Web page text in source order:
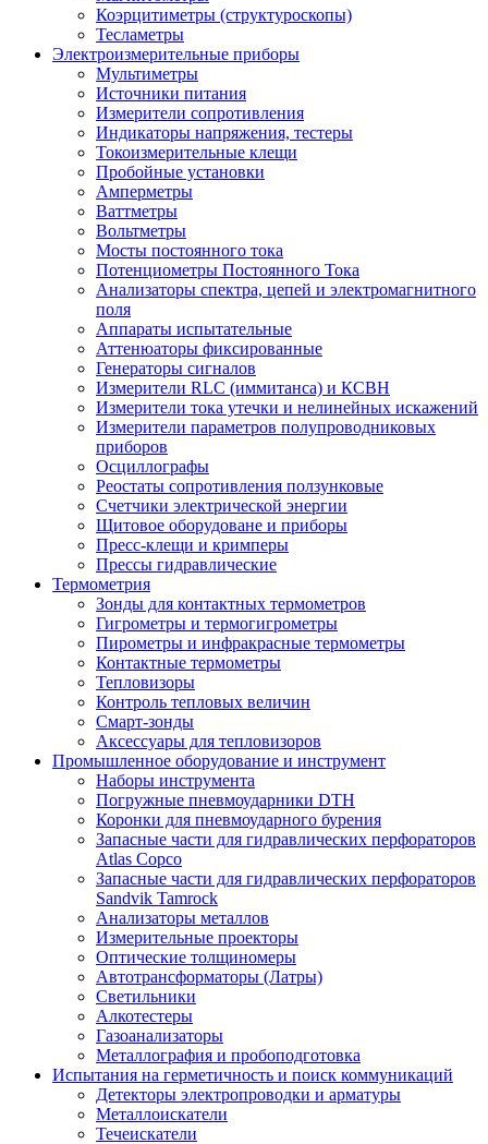
Коэрцитиметры (структуроскопы)
Тесламетры
Электроизмерительные приборы
Мультиметры
Источники питания
Измерители сопротивления
Индикаторы напряжения, тестеры
Токоизмерительные клещи
Пробойные установки
Амперметры
Ваттметры
Вольтметры
Мосты постоянного тока
Потенциометры Постоянного Тока
Анализаторы спектра, цепей и электромагнитного
поля
Аппараты испытательные
Аттенюаторы фиксированные
Генераторы сигналов
Измерители RLC (иммитанса) и КСВН
Измерители тока утечки и нелинейных искажений
Измерители параметров полупроводниковых
приборов
Осциллографы
Реостаты сопротивления ползунковые
Счетчики электрической энергии
Щитовое оборудоване и приборы
Пресс-клещи и кримперы
Прессы гидравлические
Термометрия
Зонды для контактных термометров
Гигрометры и термогигрометры
Пирометры и инфракрасные термометры
Контактные термометры
Тепловизоры
Контроль тепловых величин
Смарт-зонды
Аксессуары для тепловизоров
Промышленное оборудование и инструмент
Наборы инструмента
Погружные пневмоударники DTH
Коронки для пневмоударного бурения
Запасные части для гидравлических перфораторов
Atlas Copco
Запасные части для гидравлических перфораторов
Sandvik Tamrock
Анализаторы металлов
Измерительные проекторы
Оптические толщиномеры
Автотрансформаторы (Латры)
Светильники
Алкотестеры
Газоанализаторы
Металлография и пробоподготовка
Испытания на герметичность и поиск коммуникаций
Детекторы электропроводки и арматуры
Металлоискатели
Течеискатели